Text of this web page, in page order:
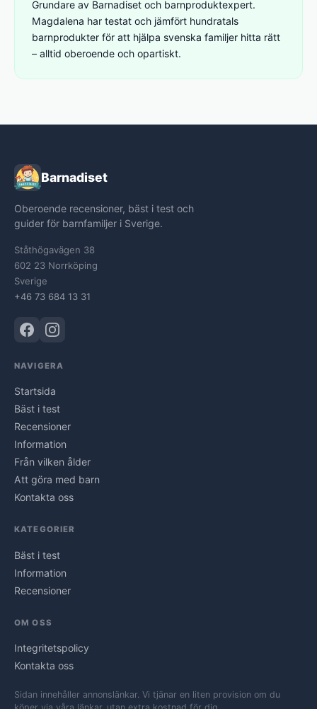
Grundare av Barnadiset och barnproduktexpert.
Magdalena har testat och jämfört hundratals
barnprodukter för att hjälpa svenska familjer hitta rätt
– alltid oberoende och opartiskt.
Barnadiset
Oberoende recensioner, bäst i test och
guider för barnfamiljer i Sverige.
Ståthögavägen 38
602 23 Norrköping
Sverige
+46 73 684 13 31
NAVIGERA
Startsida
Bäst i test
Recensioner
Information
Från vilken ålder
Att göra med barn
Kontakta oss
KATEGORIER
Bäst i test
Information
Recensioner
OM OSS
Integritetspolicy
Kontakta oss
Sidan innehåller annonslänkar. Vi tjänar en liten provision om du